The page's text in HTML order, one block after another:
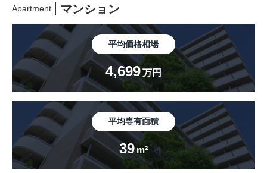
Apartment マンション
平均価格相場
4,699万円
平均専有面積
39 m²